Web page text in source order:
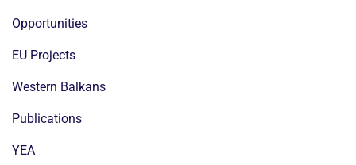
Opportunities
EU Projects
Western Balkans
Publications
YEA